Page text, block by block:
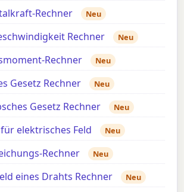
Rechner Neu
Rechner Neu
Rechner Neu
Gesetz Rechner Neu
Gesetz Rechner Neu
elektrisches Feld Neu
Rechner Neu
eines Drahts Rechner Neu